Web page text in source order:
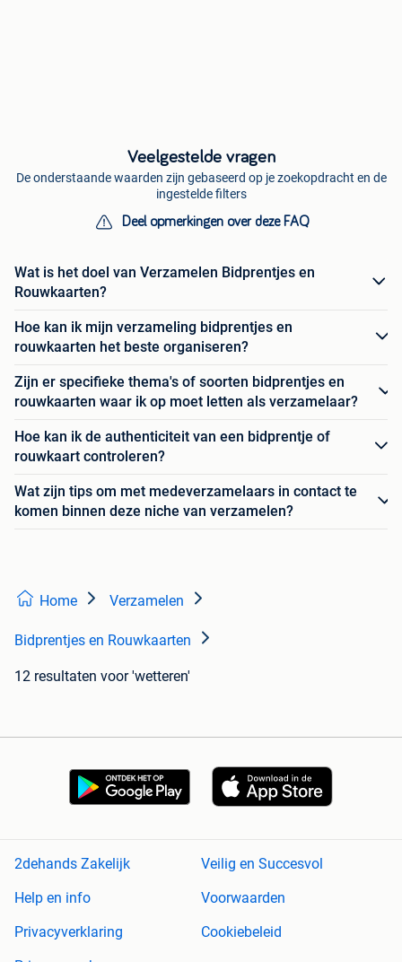
Veelgestelde vragen
De onderstaande waarden zijn gebaseerd op je zoekopdracht en de
ingestelde filters
Deel opmerkingen over deze FAQ
Wat is het doel van Verzamelen Bidprentjes en
Rouwkaarten?
Hoe kan ik mijn verzameling bidprentjes en
rouwkaarten het beste organiseren?
Zijn er specifieke thema's of soorten bidprentjes en
rouwkaarten waar ik op moet letten als verzamelaar?
Hoe kan ik de authenticiteit van een bidprentje of
rouwkaart controleren?
Wat zijn tips om met medeverzamelaars in contact te
komen binnen deze niche van verzamelen?
Home Verzamelen
Bidprentjes en Rouwkaarten
12 resultaten voor 'wetteren'
2dehands Zakelijk
Veilig en Succesvol
Help en info
Voorwaarden
Privacyverklaring
Cookiebeleid